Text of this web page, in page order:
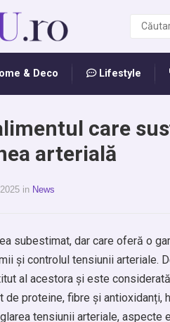
& Deco Lifestyle
care
arterială
in News
subestimat, dar care oferă o
și controlul tensiunii arteriale.
al acestora și este
de proteine, fibre și
tensiunii arteriale, aspecte